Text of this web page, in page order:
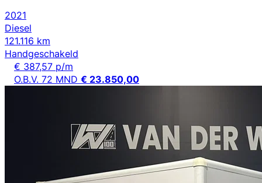
2021
Diesel
121.116 km
Handgeschakeld
€ 387,57 p/m
O.B.V. 72 MND € 23.850,00